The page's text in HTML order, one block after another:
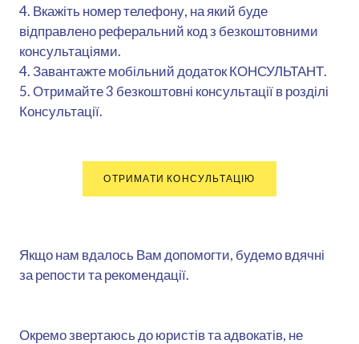
4. Вкажіть номер телефону, на який буде
відправлено реферальний код з безкоштовними
консультаціями.
4. Завантажте мобільний додаток КОНСУЛЬТАНТ.
5. Отримайте 3 безкоштовні консультації в розділі
Консультації.
ОТРИМАТИ КОНСУЛЬТАЦІЮ
Якщо нам вдалось Вам допомогти, будемо вдячні
за репости та рекомендації.
Окремо звертаюсь до юристів та адвокатів, не